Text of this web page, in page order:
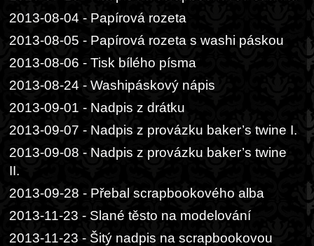
2013-08-04 - Papírová rozeta
2013-08-05 - Papírová rozeta s washi páskou
2013-08-06 - Tisk bílého písma
2013-08-24 - Washipáskový nápis
2013-09-01 - Nadpis z drátku
2013-09-07 - Nadpis z provázku baker’s twine I.
2013-09-08 - Nadpis z provázku baker’s twine
II.
2013-09-28 - Přebal scrapbookového alba
2013-11-23 - Slané těsto na modelování
2013-11-23 - Šitý nadpis na scrapbookovou